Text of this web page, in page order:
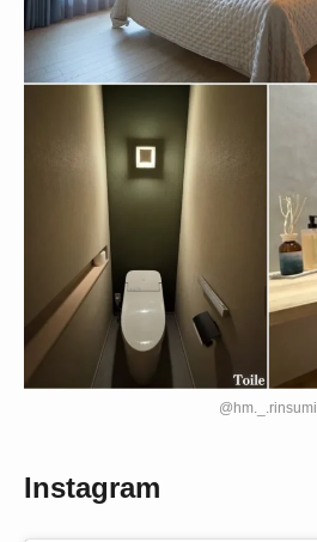
@hm._.rinsumi
Instagram